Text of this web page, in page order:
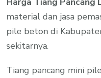
material dan jasa
pile beton di
sekitarnya.
Tiang pancang mini